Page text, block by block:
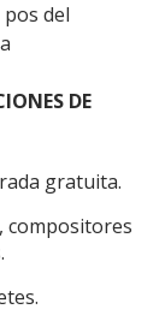
del
DE
gratuita.
compositores